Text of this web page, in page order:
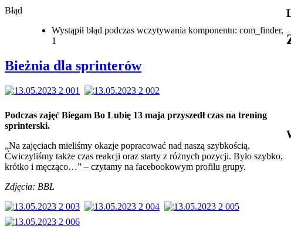
Błąd
Wystąpił błąd podczas wczytywania komponentu: com_finder,
1
Bieżnia dla sprinterów
Podczas zajęć Biegam Bo Lubię 13 maja przyszedł czas na trening
sprinterski.
„Na zajęciach mieliśmy okazje popracować nad naszą szybkością.
Ćwiczyliśmy także czas reakcji oraz starty z różnych pozycji. Było szybko,
krótko i męcząco…” – czytamy na facebookowym profilu grupy.
Zdjęcia: BBL